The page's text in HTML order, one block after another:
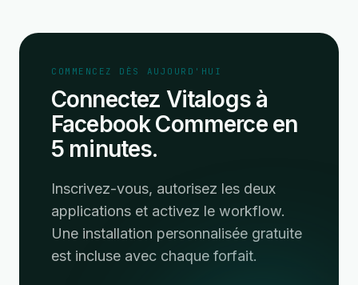
COMMENCEZ DÈS AUJOURD'HUI
Connectez Vitalogs à
Facebook Commerce en
5 minutes.
Inscrivez-vous, autorisez les deux
applications et activez le workflow.
Une installation personnalisée gratuite
est incluse avec chaque forfait.